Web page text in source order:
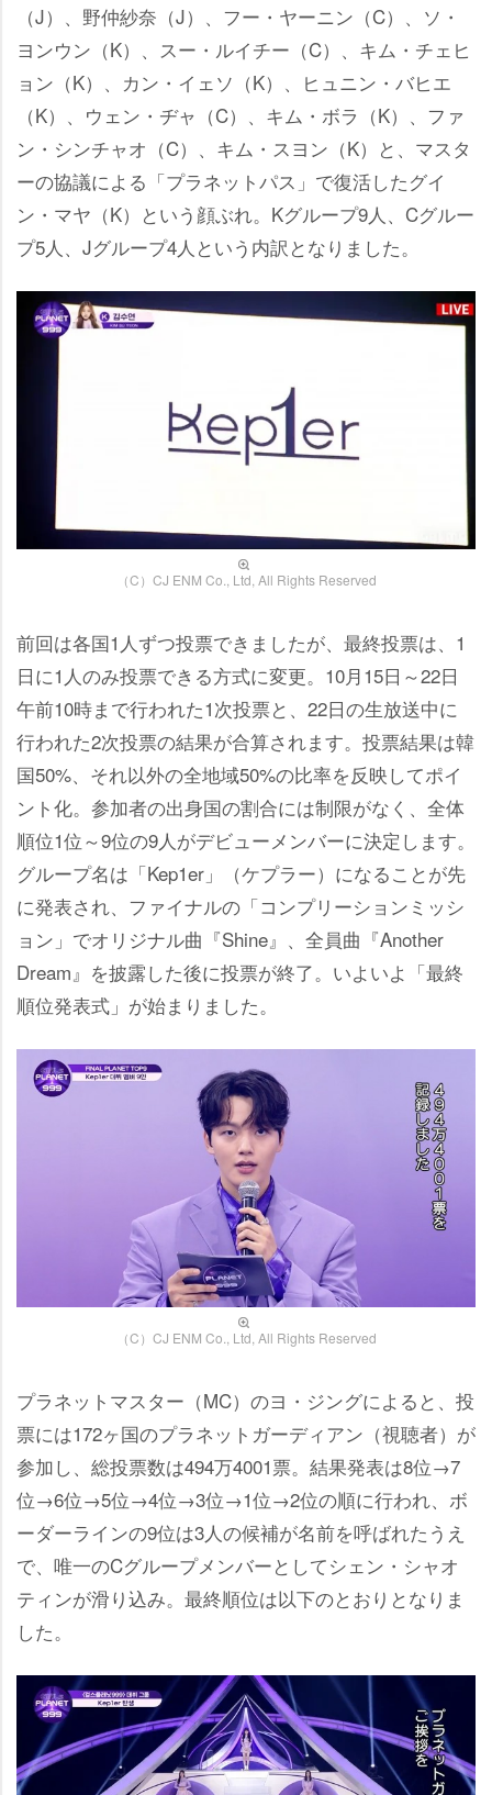
（J）、野仲紗奈（J）、フー・ヤーニン（C）、ソ・
ヨンウン（K）、スー・ルイチー（C）、キム・チェヒ
ョン（K）、カン・イェソ（K）、ヒュニン・バヒエ
（K）、ウェン・ヂャ（C）、キム・ボラ（K）、ファ
ン・シンチャオ（C）、キム・スヨン（K）と、マスタ
ーの協議による「プラネットパス」で復活したグイ
ン・マヤ（K）という顔ぶれ。Kグループ9人、Cグルー
プ5人、Jグループ4人という内訳となりました。
（C）CJ ENM Co., Ltd, All Rights Reserved
前回は各国1人ずつ投票できましたが、最終投票は、1
日に1人のみ投票できる方式に変更。10月15日～22日
午前10時まで行われた1次投票と、22日の生放送中に
行われた2次投票の結果が合算されます。投票結果は韓
国50%、それ以外の全地域50%の比率を反映してポイ
ント化。参加者の出身国の割合には制限がなく、全体
順位1位～9位の9人がデビューメンバーに決定します。
グループ名は「Kep1er」（ケプラー）になることが先
に発表され、ファイナルの「コンプリーションミッシ
ョン」でオリジナル曲『Shine』、全員曲『Another
Dream』を披露した後に投票が終了。いよいよ「最終
順位発表式」が始まりました。
（C）CJ ENM Co., Ltd, All Rights Reserved
プラネットマスター（MC）のヨ・ジングによると、投
票には172ヶ国のプラネットガーディアン（視聴者）が
参加し、総投票数は494万4001票。結果発表は8位→7
位→6位→5位→4位→3位→1位→2位の順に行われ、ボ
ーダーラインの9位は3人の候補が名前を呼ばれたうえ
で、唯一のCグループメンバーとしてシェン・シャオ
ティンが滑り込み。最終順位は以下のとおりとなりま
した。